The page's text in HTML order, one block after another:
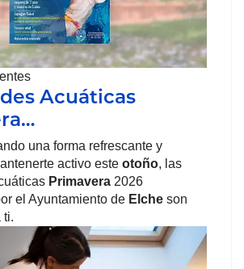
Acuáticas
una forma refrescante y
activo este otoño, las
Primavera 2026
el Ayuntamiento de Elche son
ti.